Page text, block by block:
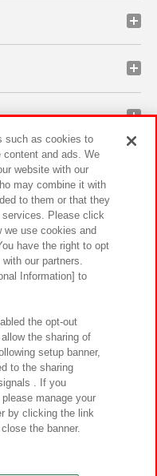
サイトポリシー
シビリティ方針と検証結果
あるご質問・お問い合わせ
Inc.
Lab Inc.
such as cookies to
and ads. We
website with our
may combine it with
to them or that they
services. Please click
we use cookies and
have the right to opt
our partners.
Information] to
the opt-out
the sharing of
setup banner,
to the sharing
. If you
manage your
by clicking the link
the banner.